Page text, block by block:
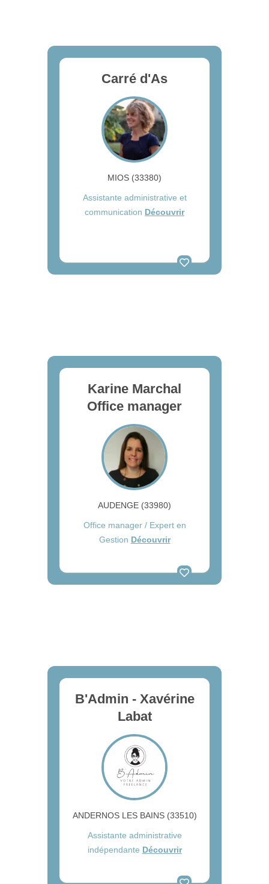
Carré d'As
MIOS (33380)
Assistante administrative et
communication Découvrir
Karine Marchal
Office manager
AUDENGE (33980)
Office manager / Expert en
Gestion Découvrir
B'Admin - Xavérine
Labat
ANDERNOS LES BAINS (33510)
Assistante administrative
indépendante Découvrir